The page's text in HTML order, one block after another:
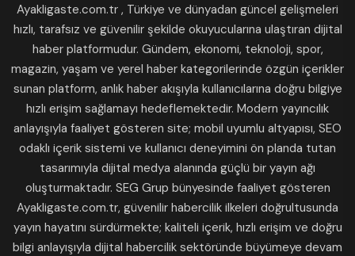
Ayakligaste.com.tr , Türkiye ve dünyadan güncel gelişmeleri
hızlı, tarafsız ve güvenilir şekilde okuyucularına ulaştıran dijital
haber platformudur. Gündem, ekonomi, teknoloji, spor,
magazin, yaşam ve yerel haber kategorilerinde özgün içerikler
sunan platform, anlık haber akışıyla kullanıcılarına doğru bilgiye
hızlı erişim sağlamayı hedeflemektedir. Modern yayıncılık
anlayışıyla faaliyet gösteren site; mobil uyumlu altyapısı, SEO
odaklı içerik sistemi ve kullanıcı deneyimini ön planda tutan
tasarımıyla dijital medya alanında güçlü bir yayın ağı
oluşturmaktadır. SEG Grup bünyesinde faaliyet gösteren
Ayakligaste.com.tr, güvenilir habercilik ilkeleri doğrultusunda
yayın hayatını sürdürmekte; kaliteli içerik, hızlı erişim ve doğru
bilgi anlayışıyla dijital habercilik sektöründe büyümeye devam